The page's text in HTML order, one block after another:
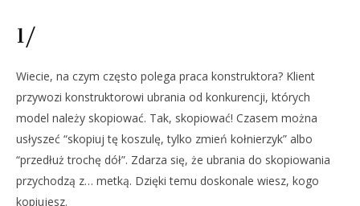
1/
Wiecie, na czym często polega praca konstruktora? Klient
przywozi konstruktorowi ubrania od konkurencji, których
model należy skopiować. Tak, skopiować! Czasem można
usłyszeć “skopiuj tę koszulę, tylko zmień kołnierzyk” albo
“przedłuż trochę dół”. Zdarza się, że ubrania do skopiowania
przychodzą z… metką. Dzięki temu doskonale wiesz, kogo
kopiujesz.